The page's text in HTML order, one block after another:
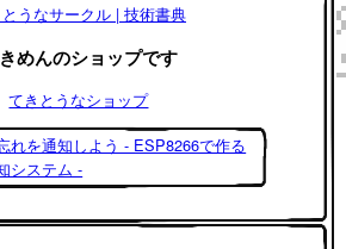
うなサークル | 技術書典
めんのショップです
てきとうなショップ
れを通知しよう - ESP8266で作る
システム -